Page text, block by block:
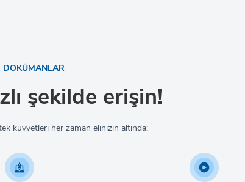
DOKÜMANLAR
şekilde erişin!
kuvvetleri her zaman elinizin altında: